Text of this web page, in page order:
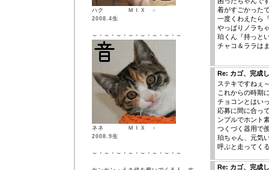
ハク ＭＩＸ ♂
2008.4生
～・～・～・～・～・～・～・～
ネネ ＭＩＸ ♀
2008.9生
～・～・～・～・～・～・～・～
着がすごかった
一度くわえたら
やっぱりノラち
珀くん『持っと
チャコ＆ララは
Re: カゴ、完成
ステキですねぇ
これからの時期
チョコンとはい
応募に間に合っ
ンプルでホント
つくづく器用で
珀ちゃん、元気
呼ぶと走ってく
Re: カゴ、完成